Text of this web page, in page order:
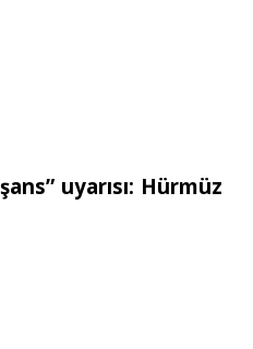
uyarısı: Hürmüz